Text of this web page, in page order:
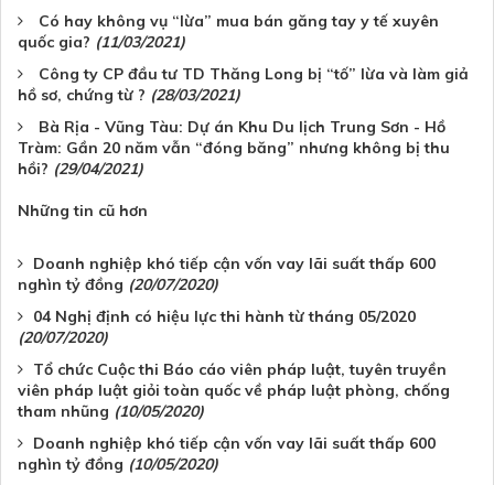
Có hay không vụ “lừa” mua bán găng tay y tế xuyên
quốc gia? (11/03/2021)
Công ty CP đầu tư TD Thăng Long bị “tố” lừa và làm giả
hồ sơ, chứng từ ? (28/03/2021)
Bà Rịa - Vũng Tàu: Dự án Khu Du lịch Trung Sơn - Hồ
Tràm: Gần 20 năm vẫn “đóng băng” nhưng không bị thu
hồi? (29/04/2021)
Những tin cũ hơn
Doanh nghiệp khó tiếp cận vốn vay lãi suất thấp 600
nghìn tỷ đồng (20/07/2020)
04 Nghị định có hiệu lực thi hành từ tháng 05/2020
(20/07/2020)
Tổ chức Cuộc thi Báo cáo viên pháp luật, tuyên truyền
viên pháp luật giỏi toàn quốc về pháp luật phòng, chống
tham nhũng (10/05/2020)
Doanh nghiệp khó tiếp cận vốn vay lãi suất thấp 600
nghìn tỷ đồng (10/05/2020)